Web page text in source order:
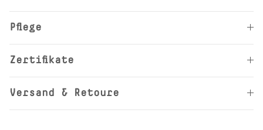
Pflege
Zertifikate
Versand & Retoure